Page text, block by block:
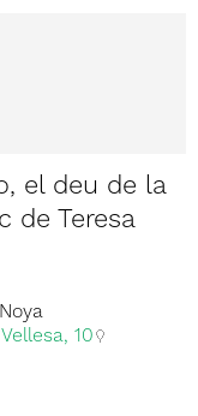
el deu de la
de Teresa
10